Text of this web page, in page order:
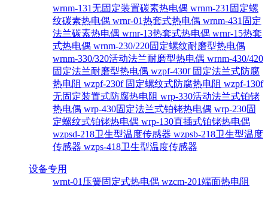
wrnm-131无固定装置碳素热电偶 wrnm-231固定螺
纹碳素热电偶 wrnr-01热套式热电偶 wrnm-431固定
法兰碳素热电偶 wrnr-13热套式热电偶 wrnr-15热套
式热电偶 wrnm-230/220固定螺纹耐磨型热电偶
wrnm-330/320活动法兰耐磨型热电偶 wrnm-430/420
固定法兰耐磨型热电偶 wzpf-430f 固定法兰式防腐
热电阻 wzpf-230f 固定螺纹式防腐热电阻 wzpf-130f
无固定装置式防腐热电阻 wrp-330活动法兰式铂铑
热电偶 wrp-430固定法兰式铂铑热电偶 wrp-230固
定螺纹式铂铑热电偶 wrp-130直插式铂铑热电偶
wzpsd-218卫生型温度传感器 wzpsb-218卫生型温度
传感器 wzps-418卫生型温度传感器
设备专用
wrnt-01压簧固定式热电偶 wzcm-201端面热电阻